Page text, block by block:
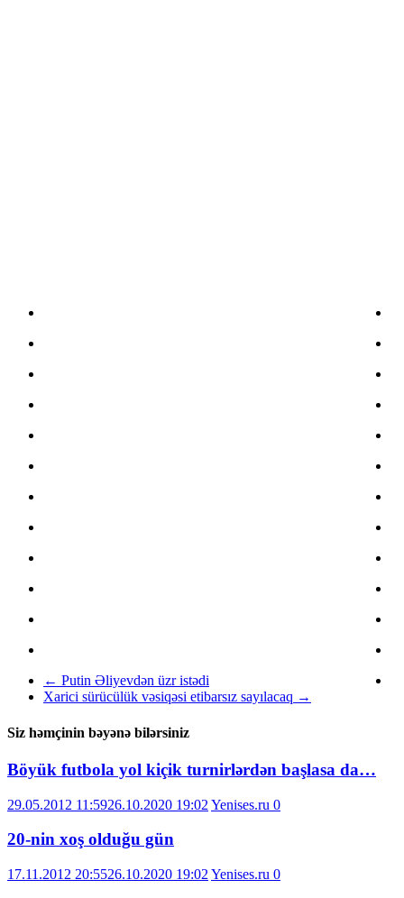
← Putin Əliyevdən üzr istədi
Xarici sürücülük vəsiqəsi etibarsız sayılacaq →
Siz həmçinin bəyənə bilərsiniz
Böyük futbola yol kiçik turnirlərdən başlasa da…
29.05.2012 11:5926.10.2020 19:02 Yenises.ru 0
20-nin xoş olduğu gün
17.11.2012 20:5526.10.2020 19:02 Yenises.ru 0